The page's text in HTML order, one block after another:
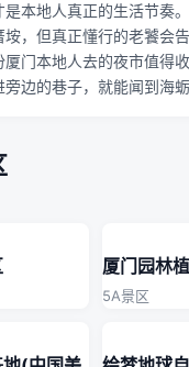
本地人真正的生活节奏
垵，但真正懂行的老饕会
厦门本地人去的夜市值得
边的巷子，就能闻到海
厦门园林
5A景区